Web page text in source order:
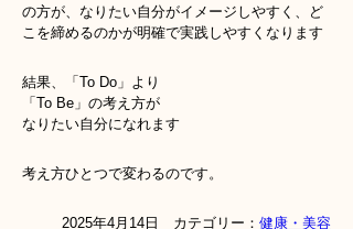
の方が、なりたい自分がイメージしやすく、ど
こを締めるのかが明確で実践しやすくなります
結果、「To Do」より
「To Be」の考え方が
なりたい自分になれます
考え方ひとつで変わるのです。
2025年4月14日 カテゴリー： 健康・美容